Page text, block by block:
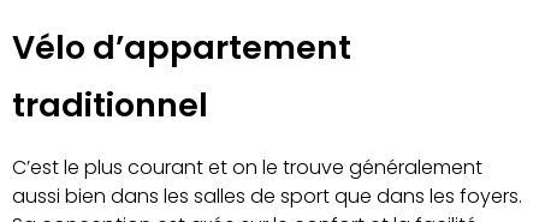
Vélo d’appartement
traditionnel
C’est le plus courant et on le trouve généralement
aussi bien dans les salles de sport que dans les foyers.